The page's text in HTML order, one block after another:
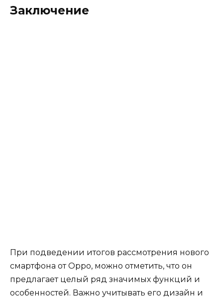
Заключение
При подведении итогов рассмотрения нового
смартфона от Oppo, можно отметить, что он
предлагает целый ряд значимых функций и
особенностей. Важно учитывать его дизайн и